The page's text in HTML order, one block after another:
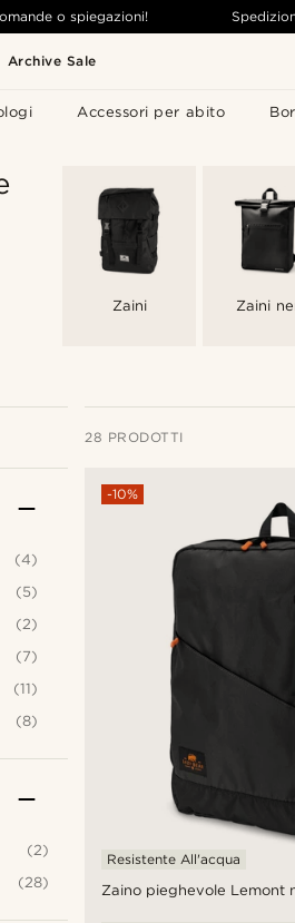
Archive Sale
Accessori per abito
o spiegazioni!
Zaini Zaini
28 PRODOTTI
Zaino pieghevole Lemont
-10%
Resistente All'acqua
(4)
(5)
(2)
(7)
(11)
(8)
(2)
(28)